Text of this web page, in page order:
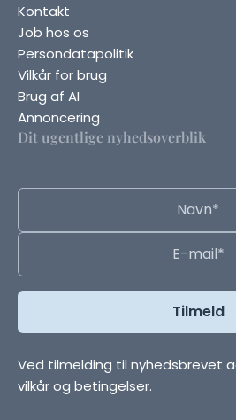
Kontakt
Job hos os
Persondatapolitik
Vilkår for brug
Brug af AI
Annoncering
Dit ugentlige nyhedsoverblik
Ved tilmelding til nyhedsbrevet
vilkår og betingelser.